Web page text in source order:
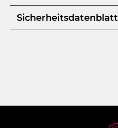
Sicherheitsdatenblatt